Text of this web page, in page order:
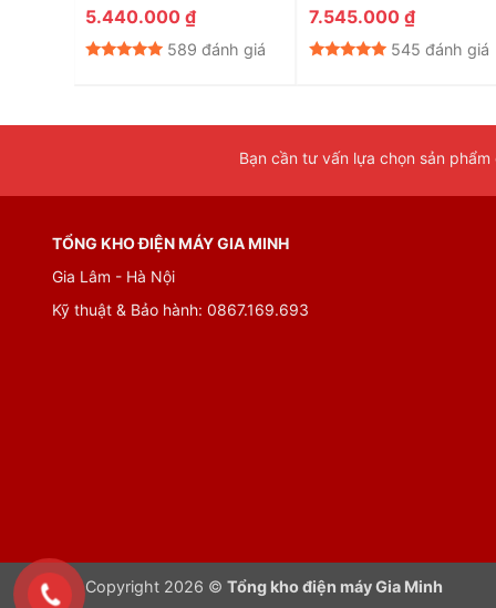
Tủ lạnh Samsung Inverter 280 lít RB27N4010BY/SV
bạn với mặt gương mờ màu đen đẹp mắt.
Dung tích 280 lít phù hợp cho gia từ từ 2 đến 3
5.440.000 ₫
589 đánh giá
7.545.000 ₫
545 đánh giá
Bạn cần tư vấn lựa chọn sản
TỔNG KHO ĐIỆN MÁY GIA MINH
Gia Lâm - Hà Nội
Kỹ thuật & Bảo hành: 0867.169.693
Copyright 2026 © Tổng kho điện máy Gia Minh